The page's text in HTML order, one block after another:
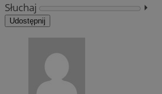
Słuchaj
⏵︎
Udostępnij